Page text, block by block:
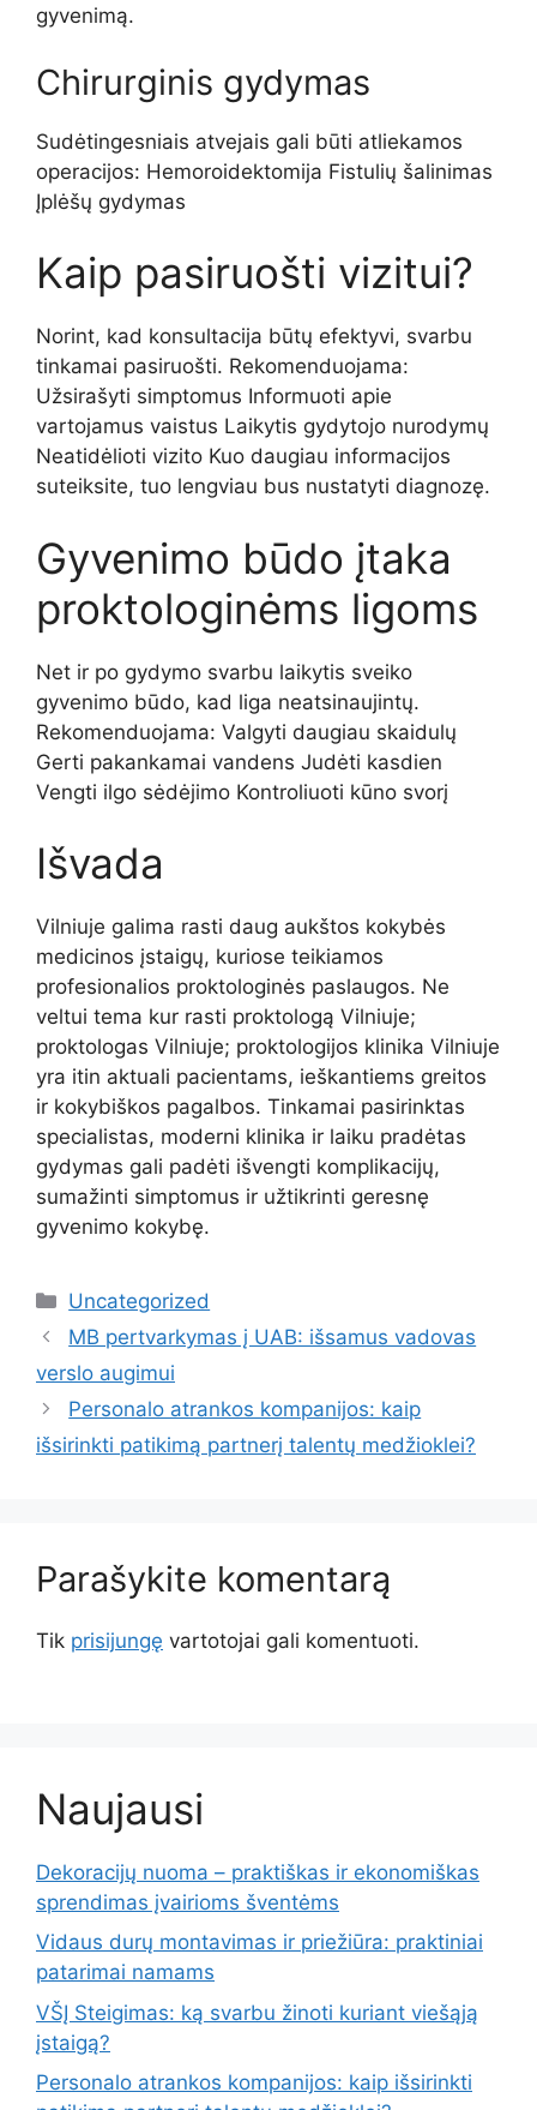
gyvenimą.
Chirurginis gydymas
Sudėtingesniais atvejais gali būti atliekamos
operacijos: Hemoroidektomija Fistulių šalinimas
Įplėšų gydymas
Kaip pasiruošti vizitui?
Norint, kad konsultacija būtų efektyvi, svarbu
tinkamai pasiruošti. Rekomenduojama:
Užsirašyti simptomus Informuoti apie
vartojamus vaistus Laikytis gydytojo nurodymų
Neatidėlioti vizito Kuo daugiau informacijos
suteiksite, tuo lengviau bus nustatyti diagnozę.
Gyvenimo būdo įtaka
proktologinėms ligoms
Net ir po gydymo svarbu laikytis sveiko
gyvenimo būdo, kad liga neatsinaujintų.
Rekomenduojama: Valgyti daugiau skaidulų
Gerti pakankamai vandens Judėti kasdien
Vengti ilgo sėdėjimo Kontroliuoti kūno svorį
Išvada
Vilniuje galima rasti daug aukštos kokybės
medicinos įstaigų, kuriose teikiamos
profesionalios proktologinės paslaugos. Ne
veltui tema kur rasti proktologą Vilniuje;
proktologas Vilniuje; proktologijos klinika Vilniuje
yra itin aktuali pacientams, ieškantiems greitos
ir kokybiškos pagalbos. Tinkamai pasirinktas
specialistas, moderni klinika ir laiku pradėtas
gydymas gali padėti išvengti komplikacijų,
sumažinti simptomus ir užtikrinti geresnę
gyvenimo kokybę.
Kategorijos
Uncategorized
MB pertvarkymas į UAB: išsamus vadovas
verslo augimui
Personalo atrankos kompanijos: kaip
išsirinkti patikimą partnerį talentų medžioklei?
Parašykite komentarą
Tik prisijungę vartotojai gali komentuoti.
Naujausi
Dekoracijų nuoma – praktiškas ir ekonomiškas
sprendimas įvairioms šventėms
Vidaus durų montavimas ir priežiūra: praktiniai
patarimai namams
VŠĮ Steigimas: ką svarbu žinoti kuriant viešąją
įstaigą?
Personalo atrankos kompanijos: kaip išsirinkti